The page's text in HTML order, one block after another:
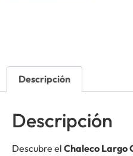
Descripción
Descripción
Descubre el Chaleco Largo